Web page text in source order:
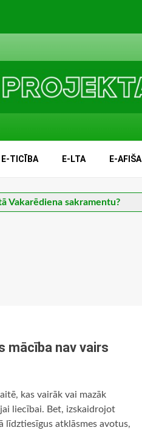
E-TICĪBA E-LTA E-AFIŠA
Vakarēdiena sakramentu?
mācība nav vairs
kas vairāk vai mazāk
liecībai. Bet, izskaidrojot
līdztiesīgus atklāsmes avotus,